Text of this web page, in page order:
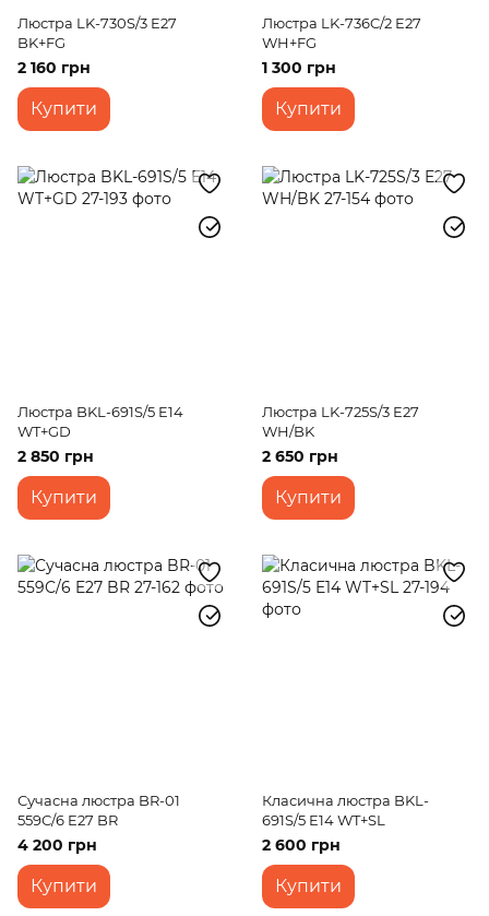
Люстра LK-730S/3 E27
BK+FG
2 160 грн
Купити
Люстра LK-736C/2 E27
WH+FG
1 300 грн
Купити
Люстра BKL-691S/5 E14
WT+GD
2 850 грн
Купити
Люстра LK-725S/3 E27
WH/BK
2 650 грн
Купити
Сучасна люстра BR-01
559С/6 E27 BR
4 200 грн
Купити
Класична люстра BKL-
691S/5 E14 WT+SL
2 600 грн
Купити